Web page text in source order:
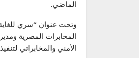
الماضي.
وتحت عنوان “سري
المخابرات المصرية
الأمني والمخابراتي